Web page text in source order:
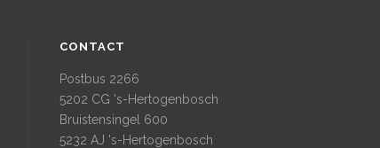
CONTACT
Postbus 2266
5202 CG 's-Hertogenbosch
Bruistensingel 600
5232 AJ 's-Hertogenbosch